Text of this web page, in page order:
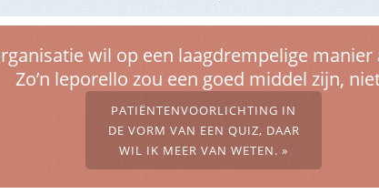
wil op een laagdrempelige
Zo’n leporello zou een goed middel zijn,
PATIËNTENVOORLICHTING IN
DE VORM VAN EEN QUIZ, DAAR
WIL IK MEER VAN WETEN. »